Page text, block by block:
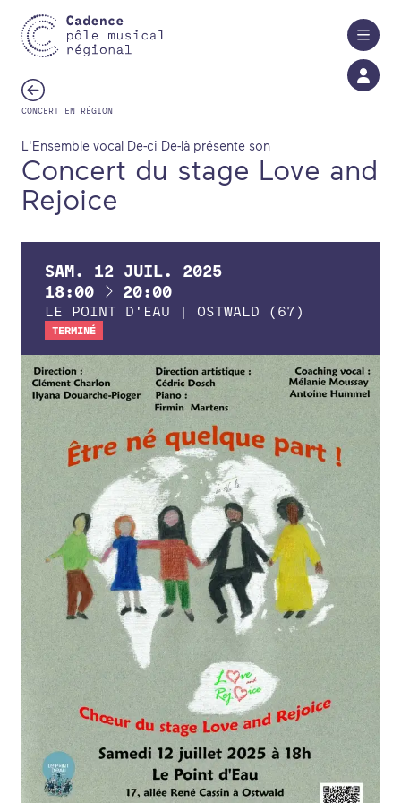
CONCERT EN RÉGION
L'Ensemble vocal De-ci De-là présente son
Concert du stage Love and
Rejoice
SAM. 12 JUIL.
2025
18:00
À 20:00
LE POINT D'EAU | OSTWALD (67)
TERMINÉ
FORMATIONS
ATELIERS
RENCONTRES
ACCOMPAGNEMENT
ACTIONS ARTISTIQUES